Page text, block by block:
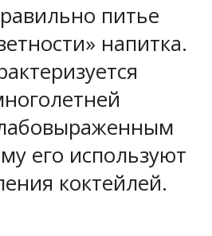
питье
напитка.
его используют
коктейлей.